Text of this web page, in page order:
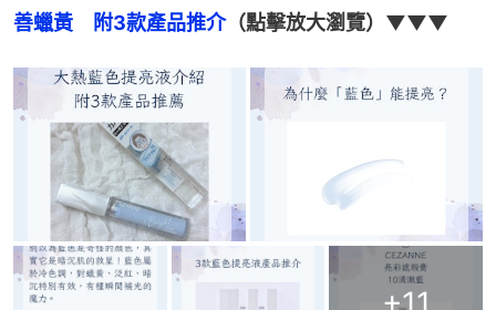
善蠟黃　附3款產品推介（點擊放大瀏覽）▼▼▼